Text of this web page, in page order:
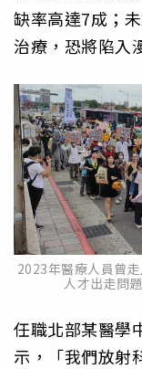
缺率高達7成；
治療，恐將陷入
2023年醫療人員曾
人才出走問
任職北部某醫學
示，「我們放射